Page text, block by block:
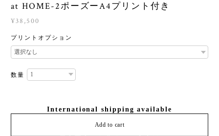
at HOME-2ポーズーA4プリント付き
¥38,500
プリントオプション
数量
International shipping available
Add to cart